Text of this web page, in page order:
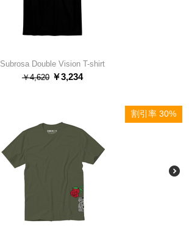
Subrosa Double Vision T-shirt
￥4,620 ￥3,234
割引率 30%